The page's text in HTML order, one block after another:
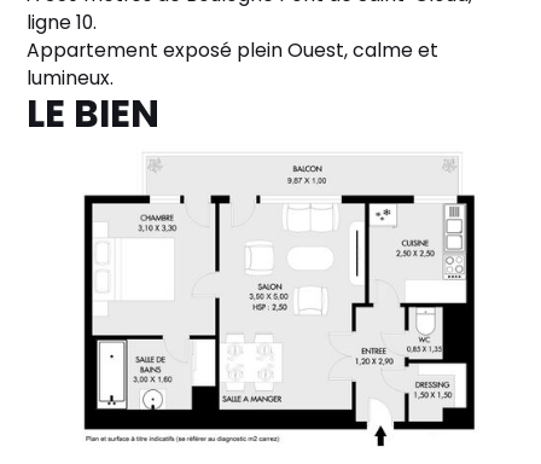
ligne 10.
Appartement exposé plein Ouest, calme et
lumineux.
LE BIEN